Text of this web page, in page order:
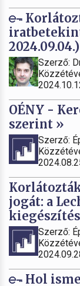
Szerző:
OÉNY -
szerint »
Szerző:
jogát: a
Szerző:
Hol